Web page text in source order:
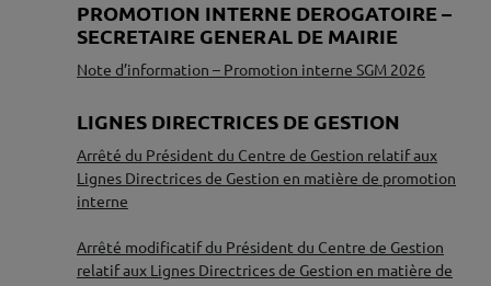
PROMOTION INTERNE DEROGATOIRE –
SECRETAIRE GENERAL DE MAIRIE
Note d’information – Promotion interne SGM 2026
LIGNES DIRECTRICES DE GESTION
Arrêté du Président du Centre de Gestion relatif aux
Lignes Directrices de Gestion en matière de promotion
interne
Arrêté modificatif du Président du Centre de Gestion
relatif aux Lignes Directrices de Gestion en matière de